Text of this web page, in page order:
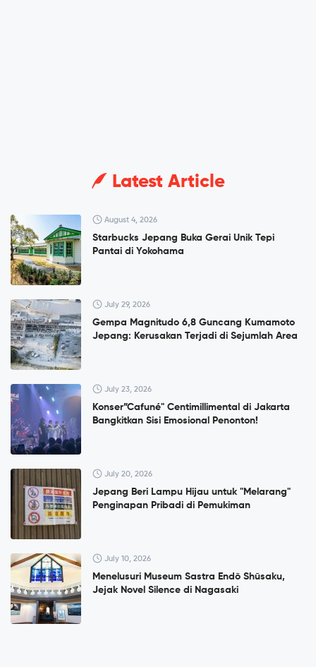
Latest Article
August 4, 2026
Starbucks Jepang Buka Gerai Unik Tepi
Pantai di Yokohama
July 29, 2026
Gempa Magnitudo 6,8 Guncang Kumamoto
Jepang: Kerusakan Terjadi di Sejumlah Area
July 23, 2026
Konser”Cafuné" Centimillimental di Jakarta
Bangkitkan Sisi Emosional Penonton!
July 20, 2026
Jepang Beri Lampu Hijau untuk "Melarang"
Penginapan Pribadi di Pemukiman
July 10, 2026
Menelusuri Museum Sastra Endō Shūsaku,
Jejak Novel Silence di Nagasaki